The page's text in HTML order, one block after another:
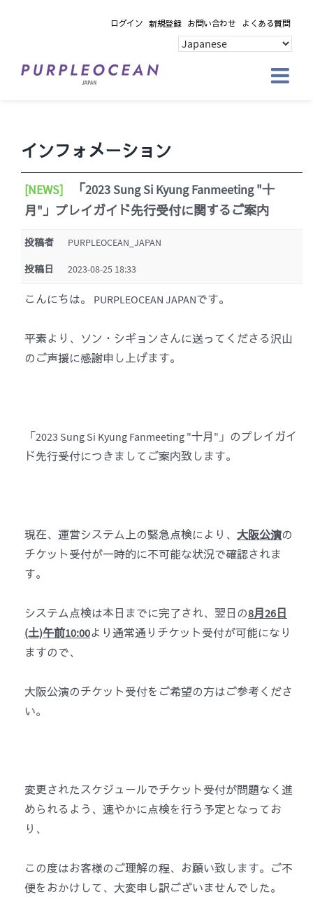
ログイン 新規登録 お問い合わせ よくある質問
インフォメーション
[NEWS]
「2023 Sung Si Kyung Fanmeeting "十
月"」プレイガイド先行受付に関するご案内
投稿者 PURPLEOCEAN_JAPAN
投稿日 2023-08-25 18:33
こんにちは。 PURPLEOCEAN JAPANです。
平素より、ソン・シギョンさんに送ってくださる沢山
のご声援に感謝申し上げます。
「2023 Sung Si Kyung Fanmeeting "十月"」のプレイガイ
ド先行受付につきましてご案内致します。
現在、運営システム上の緊急点検により、 大阪公演の
チケット受付が一時的に不可能な状況で確認されま
す。
システム点検は本日までに完了され、翌日の8月26日
(土)午前10:00より通常通りチケット受付が可能になり
ますので、
大阪公演のチケット受付をご希望の方はご参考くださ
い。
変更されたスケジュールでチケット受付が問題なく進
められるよう、速やかに点検を行う予定となってお
り、
この度はお客様のご理解の程、お願い致します。ご不
便をおかけして、大変申し訳ございませんでした。